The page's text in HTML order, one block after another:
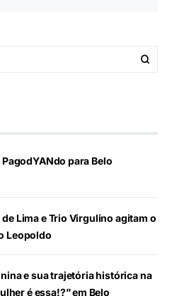
para Belo
Lima e Trio Virgulino agitam o
Leopoldo
e sua trajetória histórica na
é essa!?” em Belo